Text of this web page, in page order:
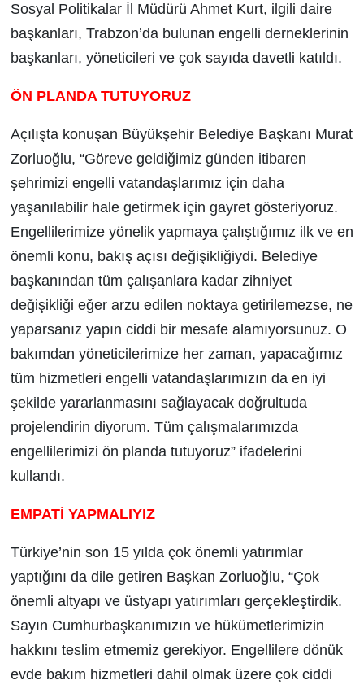
Sosyal Politikalar İl Müdürü Ahmet Kurt, ilgili daire
başkanları, Trabzon’da bulunan engelli derneklerinin
başkanları, yöneticileri ve çok sayıda davetli katıldı.
ÖN PLANDA TUTUYORUZ
Açılışta konuşan Büyükşehir Belediye Başkanı Murat
Zorluoğlu, “Göreve geldiğimiz günden itibaren
şehrimizi engelli vatandaşlarımız için daha
yaşanılabilir hale getirmek için gayret gösteriyoruz.
Engellilerimize yönelik yapmaya çalıştığımız ilk ve en
önemli konu, bakış açısı değişikliğiydi. Belediye
başkanından tüm çalışanlara kadar zihniyet
değişikliği eğer arzu edilen noktaya getirilemezse, ne
yaparsanız yapın ciddi bir mesafe alamıyorsunuz. O
bakımdan yöneticilerimize her zaman, yapacağımız
tüm hizmetleri engelli vatandaşlarımızın da en iyi
şekilde yararlanmasını sağlayacak doğrultuda
projelendirin diyorum. Tüm çalışmalarımızda
engellilerimizi ön planda tutuyoruz” ifadelerini
kullandı.
EMPATİ YAPMALIYIZ
Türkiye’nin son 15 yılda çok önemli yatırımlar
yaptığını da dile getiren Başkan Zorluoğlu, “Çok
önemli altyapı ve üstyapı yatırımları gerçekleştirdik.
Sayın Cumhurbaşkanımızın ve hükümetlerimizin
hakkını teslim etmemiz gerekiyor. Engellilere dönük
evde bakım hizmetleri dahil olmak üzere çok ciddi